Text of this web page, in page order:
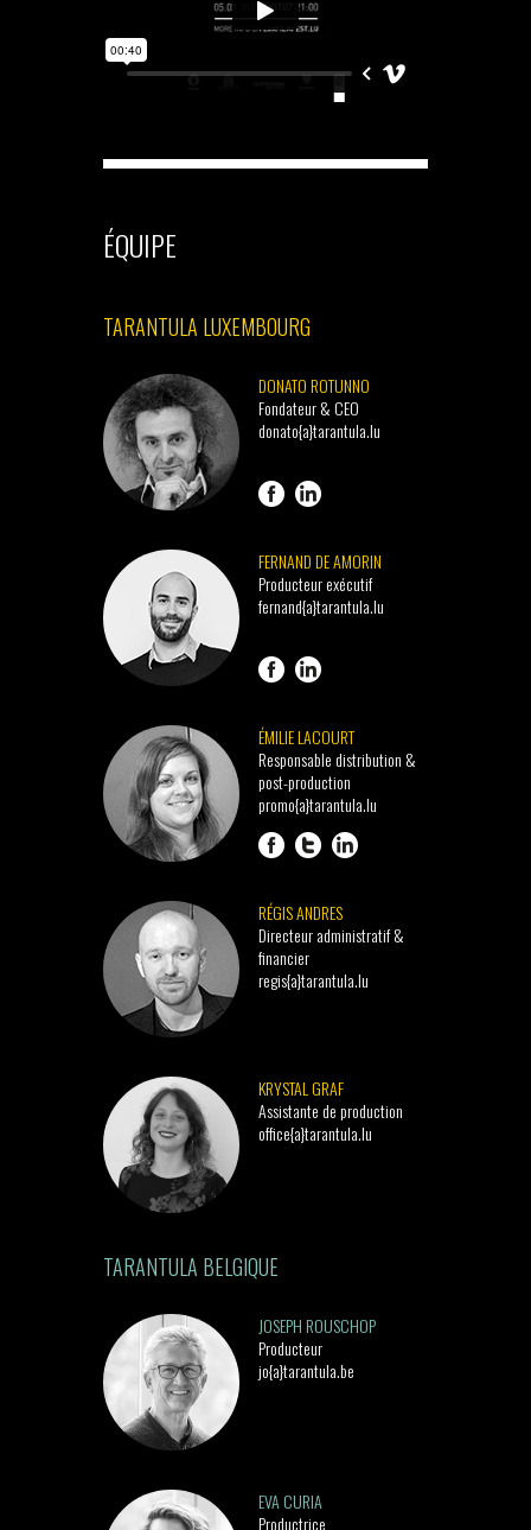
ÉQUIPE
TARANTULA LUXEMBOURG
DONATO ROTUNNO
Fondateur & CEO
donato{a}tarantula.lu
FERNAND DE AMORIN
Producteur exécutif
fernand{a}tarantula.lu
ÉMILIE LACOURT
Responsable distribution &
post-production
promo{a}tarantula.lu
RÉGIS ANDRES
Directeur administratif &
financier
regis{a}tarantula.lu
KRYSTAL GRAF
Assistante de production
office{a}tarantula.lu
TARANTULA BELGIQUE
JOSEPH ROUSCHOP
Producteur
jo{a}tarantula.be
EVA CURIA
Productrice